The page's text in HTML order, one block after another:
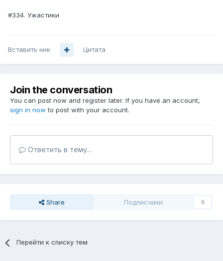
#334. Ужастики
Вставить ник Цитата
Join the conversation
You can post now and register later. If you have an account,
sign in now to post with your account.
Ответить в тему...
Share Подписчики 0
Перейти к списку тем